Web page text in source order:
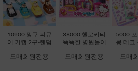
10900 짱구 피규
어 키캡 2구-랜덤
도매회원전용
36000 헬로키티
똑똑한 병원놀이
도매회원전용
5000 포
몽 데코
[D1-
도매